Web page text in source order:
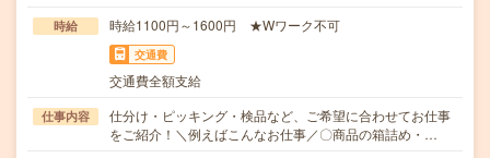
時給 時給1100円～1600円 ★Wワーク不可
交通費
交通費全額支給
仕事内容
仕分け・ピッキング・検品など、ご希望に合わせてお仕事
をご紹介！＼例えばこんなお仕事／〇商品の箱詰め・…